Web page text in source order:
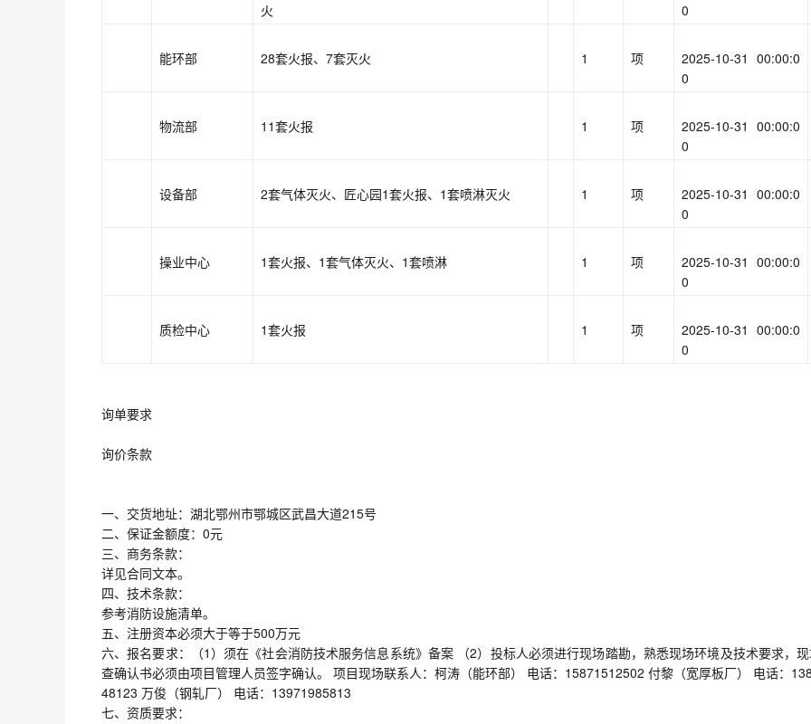
火
0
能环部 28套火报、7套灭火 1 项
2025-10-31 00:00:0
0
物流部 11套火报 1 项
2025-10-31 00:00:0
0
设备部 2套气体灭火、匠心园1套火报、1套喷淋灭火 1 项
2025-10-31 00:00:0
0
操业中心 1套火报、1套气体灭火、1套喷淋 1 项
2025-10-31 00:00:0
0
质检中心 1套火报 1 项
2025-10-31 00:00:0
0
询单要求
询价条款
一、交货地址：湖北鄂州市鄂城区武昌大道215号
二、保证金额度：0元
三、商务条款：
详见合同文本。
四、技术条款：
参考消防设施清单。
五、注册资本必须大于等于500万元
六、报名要求：（1）须在《社会消防技术服务信息系统》备案 （2）投标人必须进行现场踏勘，熟悉现场环境及技术要求，
查确认书必须由项目管理人员签字确认。 项目现场联系人：柯涛（能环部） 电话：15871512502 付黎（宽厚板厂） 电话：
48123 万俊（钢轧厂） 电话：13971985813
七、资质要求：